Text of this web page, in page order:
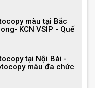
màu tại Bắc
KCN VSIP - Quế
tại Nội Bài -
màu đa chức